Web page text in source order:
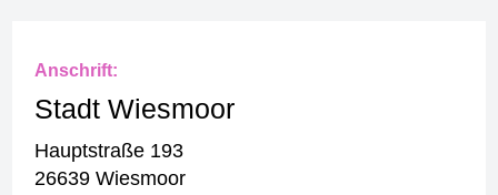
Anschrift:
Stadt Wiesmoor
Hauptstraße 193
26639 Wiesmoor